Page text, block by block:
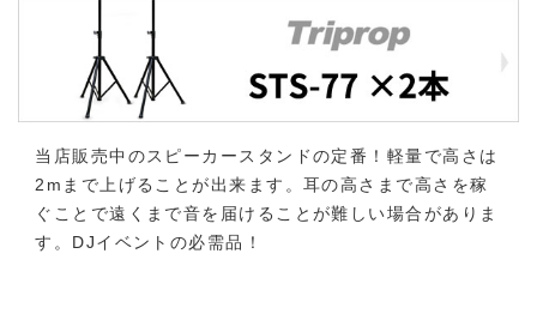
当店販売中のスピーカースタンドの定番！軽量で高さは
2mまで上げることが出来ます。耳の高さまで高さを稼
ぐことで遠くまで音を届けることが難しい場合がありま
す。DJイベントの必需品！